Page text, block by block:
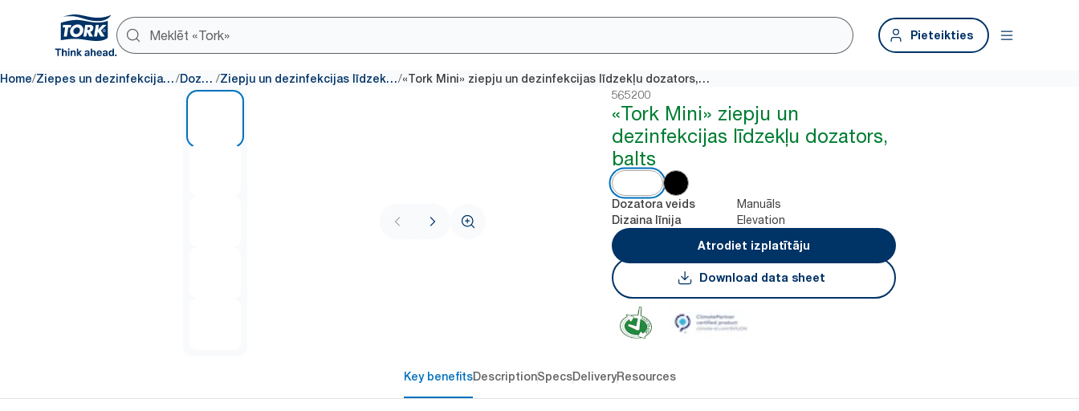
Pieteikties
Home/ Ziepes un dezinfekcijas līdzekļi/ Dozatori / Ziepju un dezinfekcijas līdzekļu dozatori/ «Tork Mini» ziepju un dezinfekcijas līdzekļu dozators, balts
565200
«Tork Mini» ziepju un
dezinfekcijas līdzekļu dozators,
balts
Dozatora veids Manuāls
Dizaina līnija
Elevation
Atrodiet izplatītāju
Download data sheet
Key benefitsDescriptionSpecsDeliveryResources